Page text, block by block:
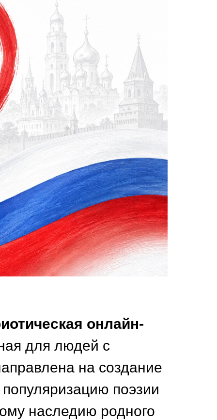
онлайн-
для людей с
на создание
поэзии
наследию родного